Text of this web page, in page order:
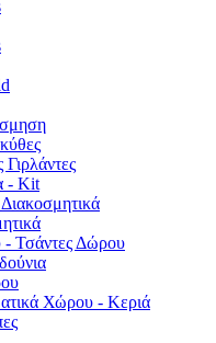
Γιρλάντες
- Kit
Τσάντες Δώρου
Χώρου - Κεριά